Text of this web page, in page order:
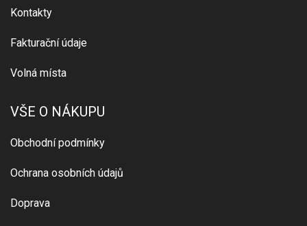
Kontakty
Fakturační údaje
Volná místa
VŠE O NÁKUPU
Obchodní podmínky
Ochrana osobních údajů
Doprava